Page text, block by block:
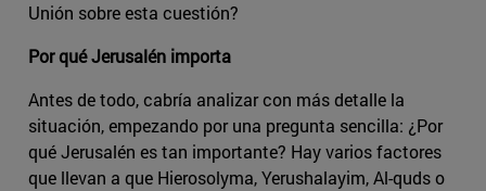
Unión sobre esta cuestión?
Por qué Jerusalén importa
Antes de todo, cabría analizar con más detalle la
situación, empezando por una pregunta sencilla: ¿Por
qué Jerusalén es tan importante? Hay varios factores
que llevan a que Hierosolyma, Yerushalayim, Al-quds o